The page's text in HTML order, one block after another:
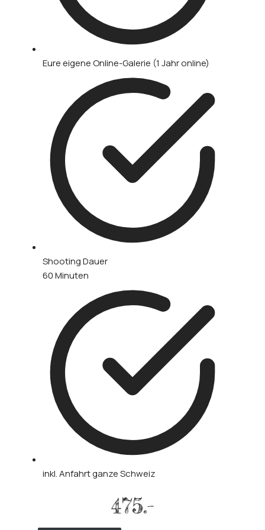
Eure eigene Online-Galerie (1 Jahr online)
Shooting Dauer
60 Minuten
inkl. Anfahrt ganze Schweiz
475.-